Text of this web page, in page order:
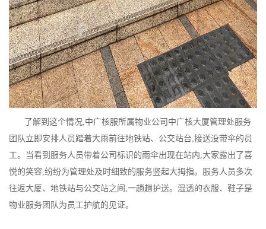
了解到这个情况,中广核服所属物业公司中广核大厦管理处服务
团队立即安排人员踏着大雨前往地铁站、公交站台,接送没带伞的员
工。当看到服务人员带着公司标识的雨伞出现在站内,大家露出了喜
悦的笑容,纷纷为管理处及时细致的服务竖起大拇指。 服务人员多次
往返大厦、地铁站与公交站之间,一趟趟护送。湿透的衣服、鞋子是
物业服务团队为员工护航的见证。